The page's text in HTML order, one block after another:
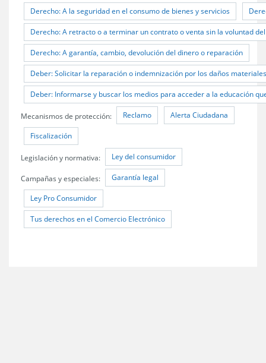
Derecho: A la seguridad en el consumo de bienes y servicios
Derecho: A retracto o a terminar un contrato o venta sin la voluntad
Derecho: A garantía, cambio, devolución del dinero o reparación
Deber: Solicitar la reparación o indemnización por los daños
Deber: Informarse y buscar los medios para acceder a la educación
Mecanismos de protección: Reclamo Alerta Ciudadana
Fiscalización
Legislación y normativa: Ley del consumidor
Campañas y especiales: Garantía legal
Ley Pro Consumidor
Tus derechos en el Comercio Electrónico